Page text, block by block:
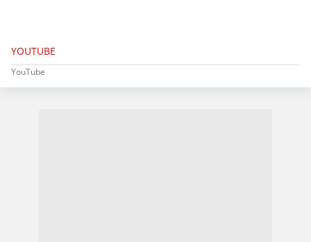
YOUTUBE
YouTube